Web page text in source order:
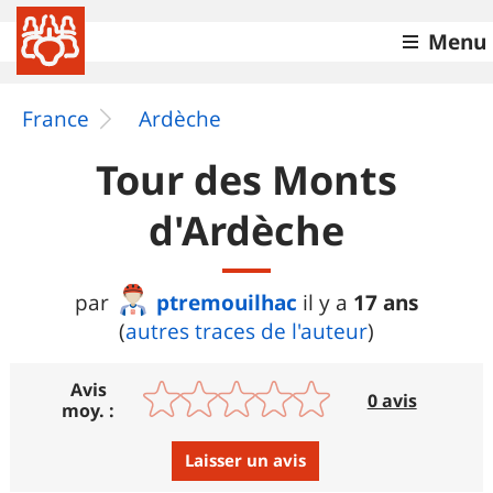
Menu
France Ardèche
Tour des Monts
d'Ardèche
par ptremouilhac il y a 17 ans
(autres traces de l'auteur)
Avis
moy. :
0 avis
Laisser un avis